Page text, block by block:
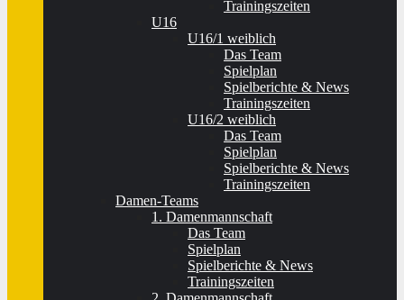
Trainingszeiten
U16
U16/1 weiblich
Das Team
Spielplan
Spielberichte & News
Trainingszeiten
U16/2 weiblich
Das Team
Spielplan
Spielberichte & News
Trainingszeiten
Damen-Teams
1. Damenmannschaft
Das Team
Spielplan
Spielberichte & News
Trainingszeiten